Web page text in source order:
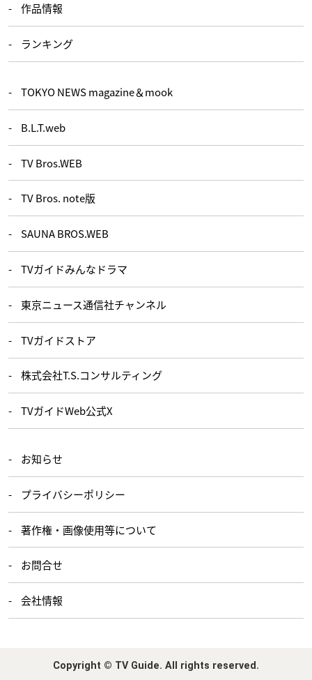
作品情報
ランキング
TOKYO NEWS magazine＆mook
B.L.T.web
TV Bros.WEB
TV Bros. note版
SAUNA BROS.WEB
TVガイドみんなドラマ
東京ニュース通信社チャンネル
TVガイドストア
株式会社T.S.コンサルティング
TVガイドWeb公式X
お知らせ
プライバシーポリシー
著作権・画像使用等について
お問合せ
会社情報
Copyright © TV Guide. All rights reserved.